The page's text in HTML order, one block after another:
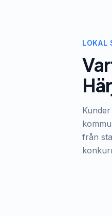
LOKAL
från